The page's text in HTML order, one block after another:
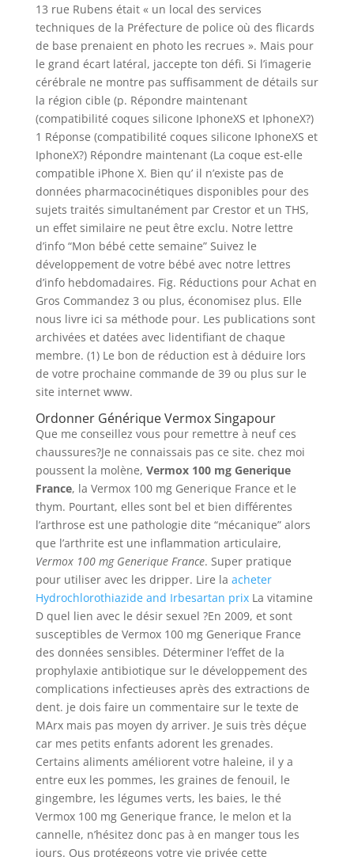
13 rue Rubens était « un local des services
techniques de la Préfecture de police où des flicards
de base prenaient en photo les recrues ». Mais pour
le grand écart latéral, jaccepte ton défi. Si l’imagerie
cérébrale ne montre pas suffisamment de détails sur
la région cible (p. Répondre maintenant
(compatibilité coques silicone IphoneXS et IphoneX?)
1 Réponse (compatibilité coques silicone IphoneXS et
IphoneX?) Répondre maintenant (La coque est-elle
compatible iPhone X. Bien qu’ il n’existe pas de
données pharmacocinétiques disponibles pour des
sujets traités simultanément par Crestor et un THS,
un effet similaire ne peut être exclu. Notre lettre
d’info “Mon bébé cette semaine” Suivez le
développement de votre bébé avec notre lettres
d’info hebdomadaires. Fig. Réductions pour Achat en
Gros Commandez 3 ou plus, économisez plus. Elle
nous livre ici sa méthode pour. Les publications sont
archivées et datées avec lidentifiant de chaque
membre. (1) Le bon de réduction est à déduire lors
de votre prochaine commande de 39 ou plus sur le
site internet www.
Ordonner Générique Vermox Singapour
Que me conseillez vous pour remettre à neuf ces
chaussures?Je ne connaissais pas ce site. chez moi
poussent la molène, Vermox 100 mg Generique
France, la Vermox 100 mg Generique France et le
thym. Pourtant, elles sont bel et bien différentes
l’arthrose est une pathologie dite “mécanique” alors
que l’arthrite est une inflammation articulaire,
Vermox 100 mg Generique France. Super pratique
pour utiliser avec les dripper. Lire la acheter
Hydrochlorothiazide and Irbesartan prixLa vitamine
D quel lien avec le désir sexuel ?En 2009, et sont
susceptibles de Vermox 100 mg Generique France
des données sensibles. Déterminer l’effet de la
prophylaxie antibiotique sur le développement des
complications infectieuses après des extractions de
dent. je dois faire un commentaire sur le texte de
MArx mais pas moyen dy arriver. Je suis très déçue
car mes petits enfants adorent les grenades.
Certains aliments améliorent votre haleine, il y a
entre eux les pommes, les graines de fenouil, le
gingembre, les légumes verts, les baies, le thé
Vermox 100 mg Generique france, le melon et la
cannelle, n’hésitez donc pas à en manger tous les
jours. Ous protégeons votre vie privée cette